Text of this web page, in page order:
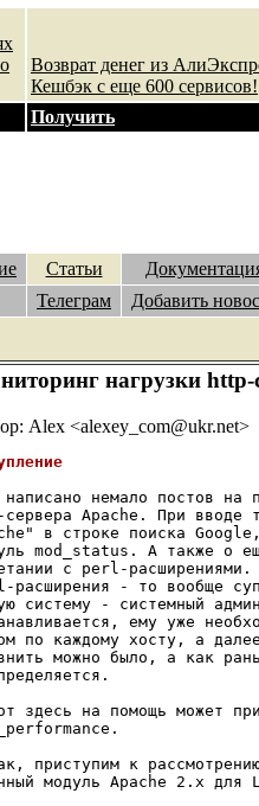
Возврат денег из
Кешбэк с еще 600 сервисов!
Получить
Статьи
Телеграм Добавить
нагрузки http-
Alex <alexey_com@ukr.net>
написано немало постов на
сервера Apache. При вводе
в строке поиска
mod_status. А также о
с perl-
расширения - то вообще
систему - системный
ему уже
по каждому хосту, а
можно было, а как
здесь на помощь может
приступим к
модуль Apache 2.x для